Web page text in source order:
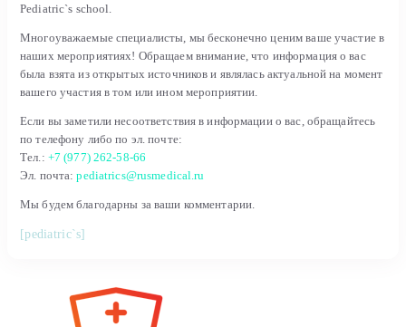
Pediatric`s school.
Многоуважаемые специалисты, мы бесконечно ценим ваше участие в
наших мероприятиях! Обращаем внимание, что информация о вас
была взята из открытых источников и являлась актуальной на момент
вашего участия в том или ином мероприятии.
Если вы заметили несоответствия в информации о вас, обращайтесь
по телефону либо по эл. почте:
Тел.: +7 (977) 262-58-66
Эл. почта:pediatrics@rusmedical.ru
Мы будем благодарны за ваши комментарии.
[pediatric`s]